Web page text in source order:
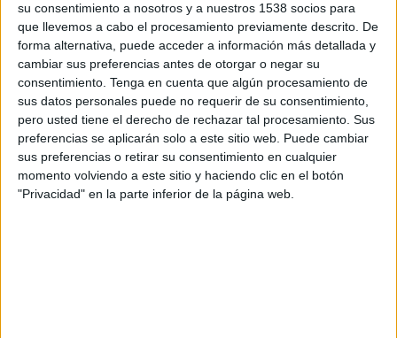
su consentimiento a nosotros y a nuestros 1538 socios para
que llevemos a cabo el procesamiento previamente descrito. De
forma alternativa, puede acceder a información más detallada y
cambiar sus preferencias antes de otorgar o negar su
consentimiento. Tenga en cuenta que algún procesamiento de
sus datos personales puede no requerir de su consentimiento,
pero usted tiene el derecho de rechazar tal procesamiento. Sus
preferencias se aplicarán solo a este sitio web. Puede cambiar
sus preferencias o retirar su consentimiento en cualquier
momento volviendo a este sitio y haciendo clic en el botón
"Privacidad" en la parte inferior de la página web.
Notícia